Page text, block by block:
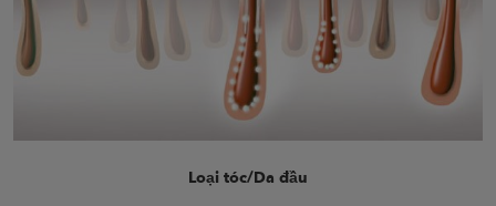
Loại tóc/Da đầu